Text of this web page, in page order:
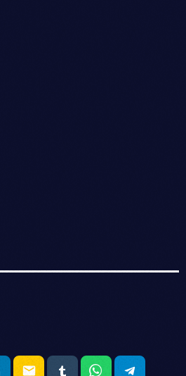
email